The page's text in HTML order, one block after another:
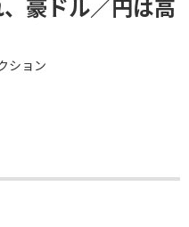
豪ドル／円は高
ション